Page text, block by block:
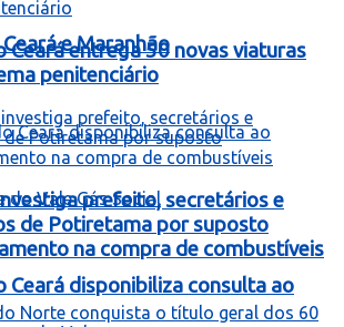
e Maranhão
Ceará disponibiliza consulta ao
Ceará entrega 50 novas viaturas
penitenciário
prefeito, secretários e
de Potiretama por suposto
na compra de combustíveis